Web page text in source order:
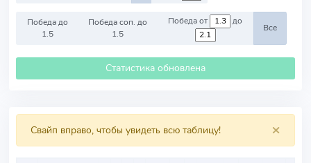
Победа до
1.5
Победа соп. до
1.5
Победа от до
Все
Статистика обновлена
×
Свайп вправо, чтобы увидеть всю таблицу!